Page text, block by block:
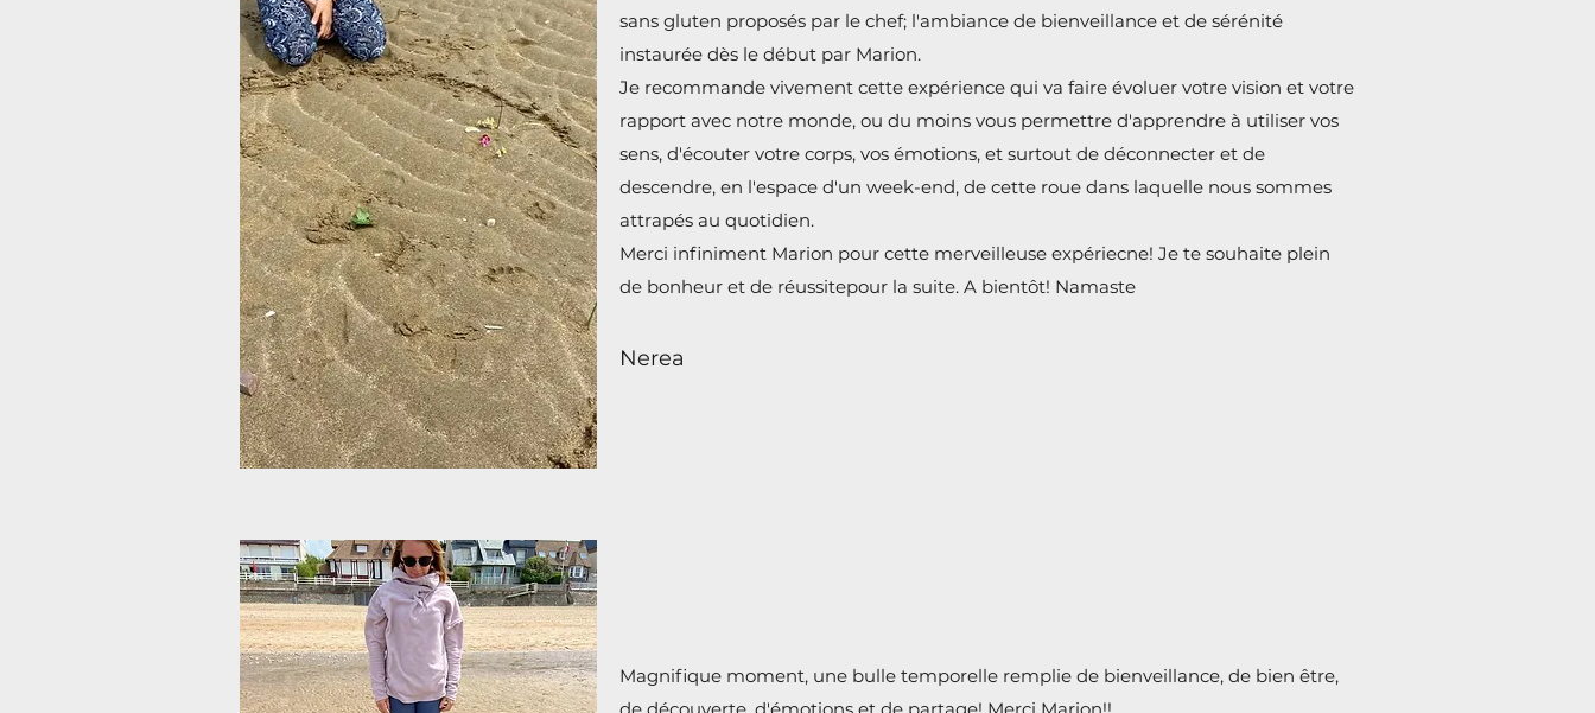
sans gluten proposés par le chef; l'ambiance de bienveillance et de sérénité
instaurée dès le début par Marion.
Je recommande vivement cette expérience qui va faire évoluer votre vision et votre
rapport avec notre monde, ou du moins vous permettre d'apprendre à utiliser vos
sens, d'écouter votre corps, vos émotions, et surtout de déconnecter et de
descendre, en l'espace d'un week-end, de cette roue dans laquelle nous sommes
attrapés au quotidien.
Merci infiniment Marion pour cette merveilleuse expériecne! Je te souhaite plein
de bonheur et de réussitepour la suite. A bientôt! Namaste
Nerea
Magnifique moment, une bulle temporelle remplie de bienveillance, de bien être,